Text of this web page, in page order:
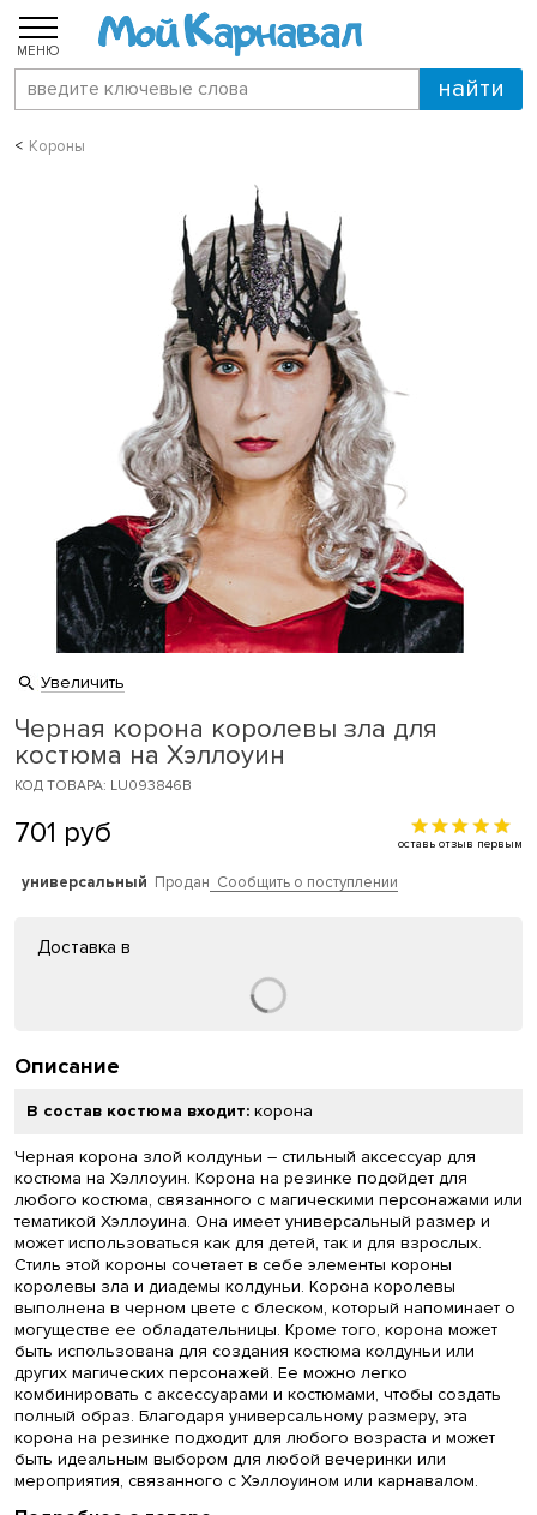
МЕНЮ
Короны
Увеличить
Черная корона королевы зла для
костюма на Хэллоуин
КОД ТОВАРА: LU093846B
701 руб оставь отзыв первым
универсальный Продан Сообщить о поступлении
Доставка в
Описание
В состав костюма входит: корона
Черная корона злой колдуньи – стильный аксессуар для
костюма на Хэллоуин. Корона на резинке подойдет для
любого костюма, связанного с магическими персонажами или
тематикой Хэллоуина. Она имеет универсальный размер и
может использоваться как для детей, так и для взрослых.
Стиль этой короны сочетает в себе элементы короны
королевы зла и диадемы колдуньи. Корона королевы
выполнена в черном цвете с блеском, который напоминает о
могуществе ее обладательницы. Кроме того, корона может
быть использована для создания костюма колдуньи или
других магических персонажей. Ее можно легко
комбинировать с аксессуарами и костюмами, чтобы создать
полный образ. Благодаря универсальному размеру, эта
корона на резинке подходит для любого возраста и может
быть идеальным выбором для любой вечеринки или
мероприятия, связанного с Хэллоуином или карнавалом.